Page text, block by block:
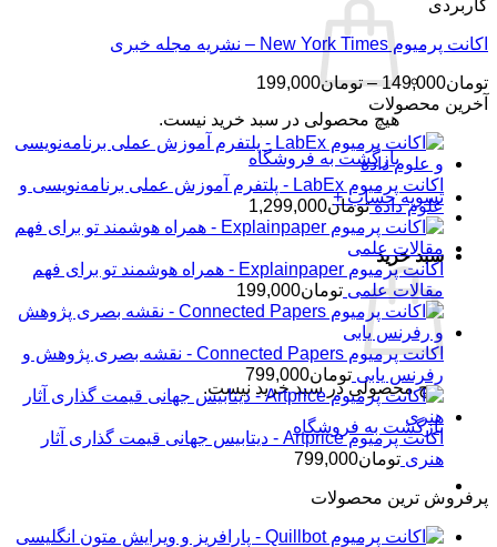
هیچ محصولی در سبد خرید نیست.
بازگشت به فروشگاه
تسویه حساب +
سبد خرید
هیچ محصولی در سبد خرید نیست.
بازگشت به فروشگاه
کاربردی
اکانت پرمیوم New York Times – نشریه مجله خبری
تومان149,000
– تومان199,000
تومان149,000
تا
تومان199,000
آخرین محصولات
اکانت پرمیوم LabEx - پلتفرم آموزش عملی برنامه‌نویسی و
علوم داده تومان1,299,000
اکانت پرمیوم Explainpaper - همراه هوشمند تو برای فهم
مقالات علمی تومان199,000
اکانت پرمیوم Connected Papers - نقشه بصری پژوهش و
رفرنس یابی تومان799,000
اکانت پرمیوم Artprice - دیتابیس جهانی قیمت ‌گذاری آثار
هنری تومان799,000
پرفروش ترین محصولات